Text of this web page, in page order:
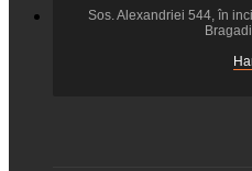
FEEDBACK +
Sos. Alexandriei 544, în